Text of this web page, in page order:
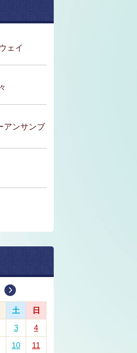
ェイ
アンサンブ
土 日
3 4
10 11